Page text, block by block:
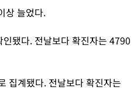
상 늘었다.
됐다. 전날보다 확진자는 4790
집계됐다. 전날보다 확진자는